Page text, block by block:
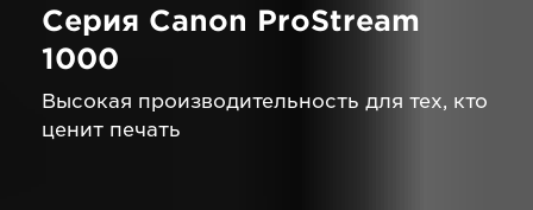
Серия Canon ProStream
1000
Высокая производительность для тех, кто
ценит печать